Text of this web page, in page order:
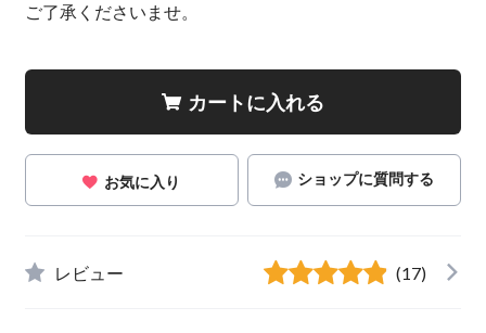
ご了承くださいませ。
カートに入れる
お気に入り ショップに質問する
レビュー (17)